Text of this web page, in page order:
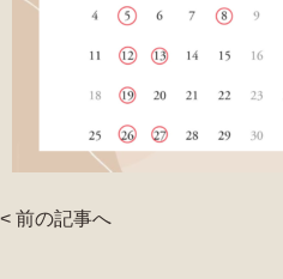
< 前の記事へ